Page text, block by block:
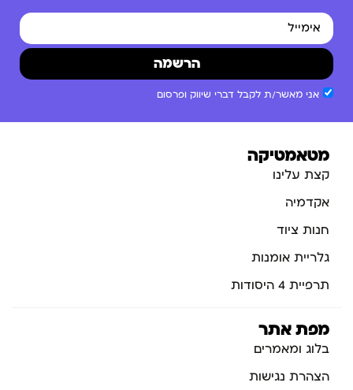
אני מאשר/ת לקבל דברי שיווק ופרסום
הרשמה
מטאמטיקה
קצת עלינו
אקדמיה
חנות ציוד
גלריית אומנות
תרפיית 4 היסודות
מפת אתר
בלוג ומאמרים
הצהרת נגישות